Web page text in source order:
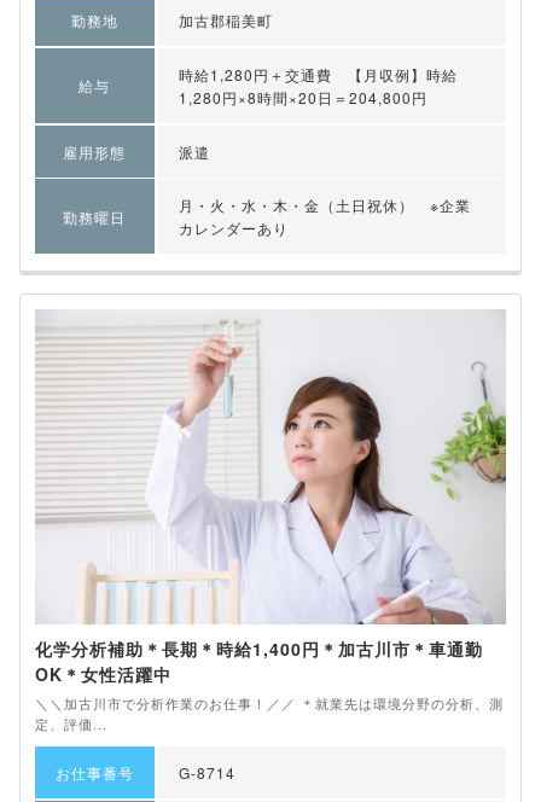
勤務地 加古郡稲美町
給与
時給1,280円＋交通費 【月収例】時給
1,280円×8時間×20日＝204,800円
雇用形態 派遣
勤務曜日
月・火・水・木・金（土日祝休） ※企業
カレンダーあり
化学分析補助＊長期＊時給1,400円＊加古川市＊車通勤
OK＊女性活躍中
＼＼加古川市で分析作業のお仕事！／／ ＊就業先は環境分野の分析、測
定、評価...
お仕事番号 G-8714